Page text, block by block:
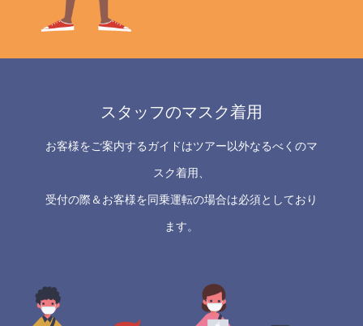
スタッフのマスク着用
お客様をご案内するガイドはツアー以外なるべくのマ
スク着用、
受付の際＆お客様を同乗運転の場合は必須としており
ます。